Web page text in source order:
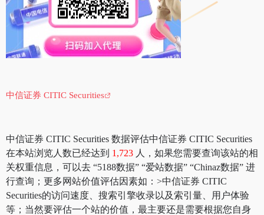
中信证券 CITIC Securities
中信证券 CITIC Securities 数据评估中信证券 CITIC Securities
在本站浏览人数已经达到 1,723 人，如果您需要查询该站的相
关权重信息，可以去 “5188数据” “爱站数据” “Chinaz数据” 进
行查询；更多网站价值评估因素如：>中信证券 CITIC
Securities的访问速度、搜索引擎收录以及索引量、用户体验
等；当然要评估一个站的价值，最主要还是需要根据您自身